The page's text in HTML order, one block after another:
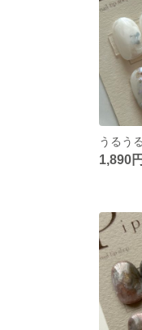
うるう
1,890円